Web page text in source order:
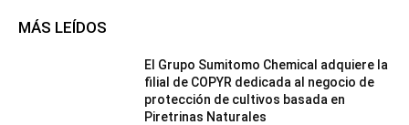
MÁS LEÍDOS
El Grupo Sumitomo Chemical adquiere la
filial de COPYR dedicada al negocio de
protección de cultivos basada en
Piretrinas Naturales